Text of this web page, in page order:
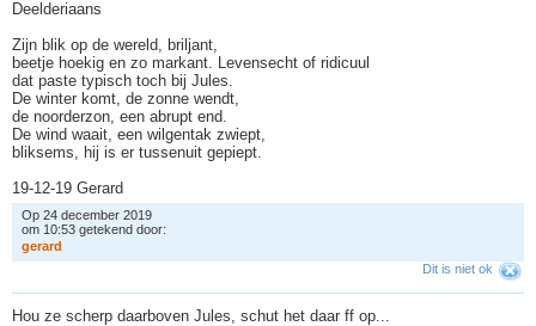
Deelderiaans
Zijn blik op de wereld, briljant,
beetje hoekig en zo markant. Levensecht of ridicuul
dat paste typisch toch bij Jules.
De winter komt, de zonne wendt,
de noorderzon, een abrupt end.
De wind waait, een wilgentak zwiept,
bliksems, hij is er tussenuit gepiept.
19-12-19 Gerard
Op 24 december 2019
om 10:53 getekend door:
gerard
Dit is niet ok
Hou ze scherp daarboven Jules, schut het daar ff op...